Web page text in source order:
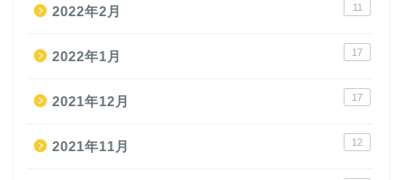
2022年2月 11
2022年1月 17
2021年12月 17
2021年11月 12